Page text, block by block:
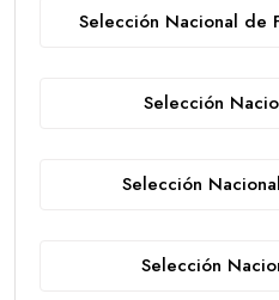
Selección Nacional de
Selección
Selección
Selección